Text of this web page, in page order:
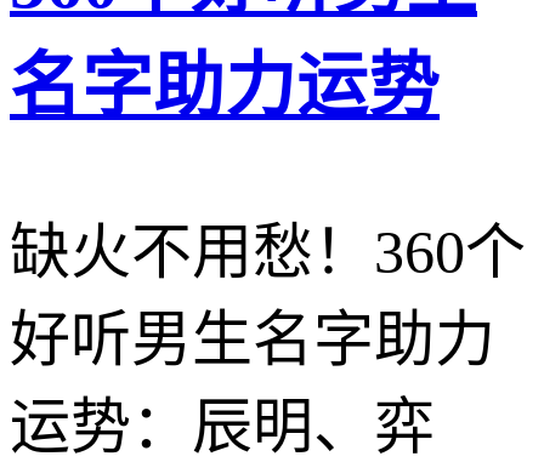
名字助力运势
缺火不用愁！360个
好听男生名字助力
运势：辰明、弈